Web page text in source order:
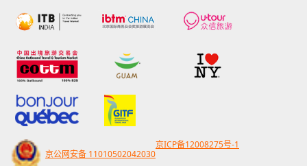
京公网安备 11010502042030
京ICP备12008275号-1